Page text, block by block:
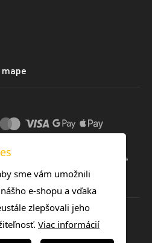
sme vám umožnili
e-shopu a vďaka
zlepšovali jeho
Viac informácií